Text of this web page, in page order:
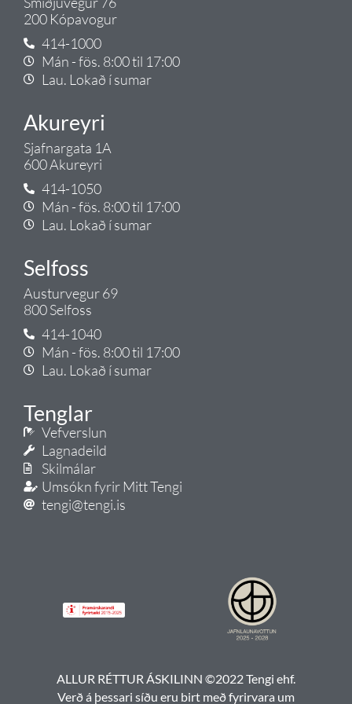
200 Kópavogur
414-1000
Mán - fös. 8:00 til 17:00
Lau. Lokað í sumar
Akureyri
Sjafnargata 1A
600 Akureyri
414-1050
Mán - fös. 8:00 til 17:00
Lau. Lokað í sumar
Selfoss
Austurvegur 69
800 Selfoss
414-1040
Mán - fös. 8:00 til 17:00
Lau. Lokað í sumar
Tenglar
Vefverslun
Lagnadeild
Skilmálar
Umsókn fyrir Mitt Tengi
tengi@tengi.is
ALLUR RÉTTUR ÁSKILINN ©2022 Tengi ehf.
Verð á þessari síðu eru birt með fyrirvara um